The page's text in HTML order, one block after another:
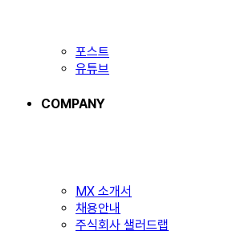
포스트
유튜브
COMPANY
MX 소개서
채용안내
주식회사 샐러드랩